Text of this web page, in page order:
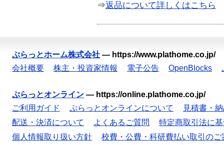
⇒返品について詳しくはこちら
ぷらっとホーム株式会社 — https://www.plathome.co.jp/
会社概要
株主・投資家情報 電子公告 OpenBlocks
ぷらっとオンライン — https://online.plathome.co.jp/
ご利用ガイド
ぷらっとオンラインについて
見積書・
配送・決済について
よくあるご質問
特定商取引法に
個人情報取り扱い方針
校費・公費・科研費払い取引のご